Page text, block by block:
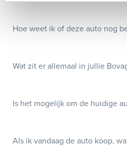
Hoe weet ik of deze auto nog
Wat zit er allemaal in jullie
Is het mogelijk om de huidige
Als ik vandaag de auto koop,